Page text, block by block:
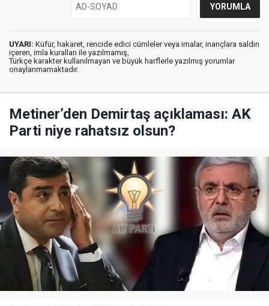
UYARI: Küfür, hakaret, rencide edici cümleler veya imalar, inançlara saldırı
içeren, imla kuralları ile yazılmamış,
Türkçe karakter kullanılmayan ve büyük harflerle yazılmış yorumlar
onaylanmamaktadır.
Metiner’den Demirtaş açıklaması: AK
Parti niye rahatsız olsun?